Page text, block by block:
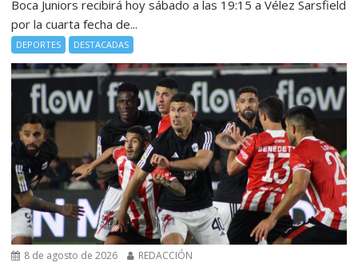
Boca Juniors recibirá hoy sábado a las 19:15 a Vélez Sarsfield
por la cuarta fecha de...
DEPORTES DESTACADAS
8 de agosto de 2026 REDACCIÓN